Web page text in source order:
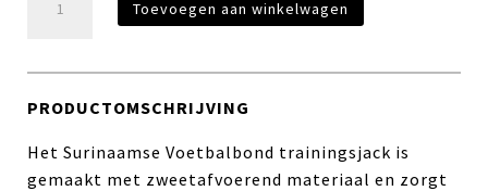
Trainingsjack
Groen
aantal
Toevoegen aan winkelwagen
PRODUCTOMSCHRIJVING
Het Surinaamse Voetbalbond trainingsjack is
gemaakt met zweetafvoerend materiaal en zorgt